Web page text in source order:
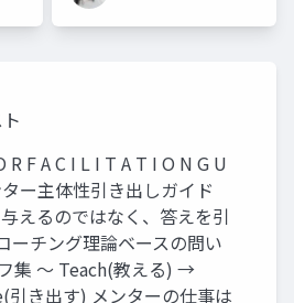
R F A C I L I T A T I O N G U
ー主体性引き出しガイド
えるのではなく、答えを引
ーチング理論ベースの問い
集 〜 Teach(教える) →
き出す) メンターの仕事は